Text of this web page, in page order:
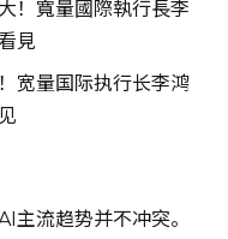
宽量国际执行长李鸿
主流趋势并不冲突。